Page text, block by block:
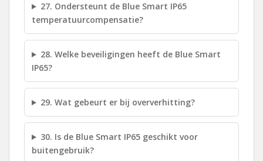
27. Ondersteunt de Blue Smart IP65
temperatuurcompensatie?
28. Welke beveiligingen heeft de Blue Smart
IP65?
29. Wat gebeurt er bij oververhitting?
30. Is de Blue Smart IP65 geschikt voor
buitengebruik?